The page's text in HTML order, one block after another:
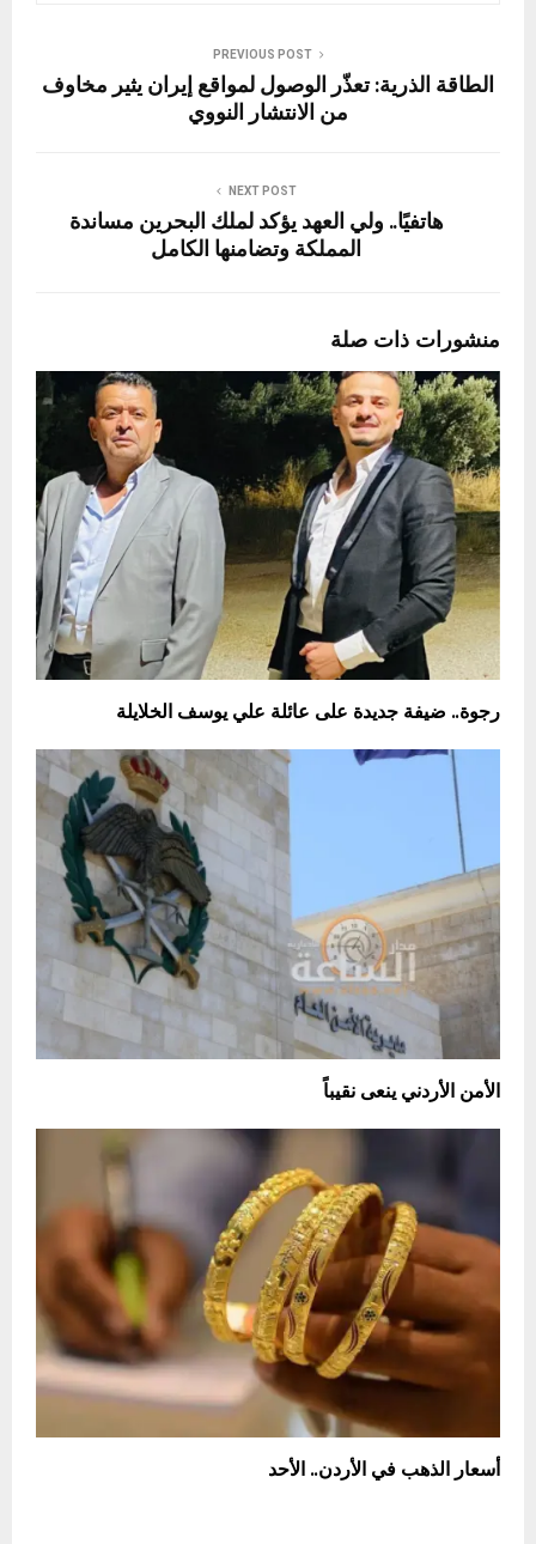
PREVIOUS POST
الطاقة الذرية: تعذّر الوصول لمواقع إيران يثير مخاوف
من الانتشار النووي
NEXT POST
هاتفيًا.. ولي العهد يؤكد لملك البحرين مساندة
المملكة وتضامنها الكامل
منشورات ذات صلة
رجوة.. ضيفة جديدة على عائلة علي يوسف الخلايلة
الأمن الأردني ينعى نقيباً
أسعار الذهب في الأردن.. الأحد